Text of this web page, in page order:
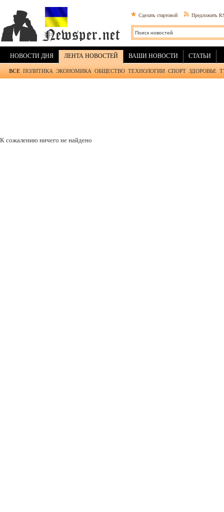
Сделать стартовой Предложить
НОВОСТИ ДНЯ ЛЕНТА НОВОСТЕЙ ВАШИ НОВОСТИ
СТАТЬИ
ВСЕ ПОЛИТИКА ЭКОНОМИКА ОБЩЕСТВО ТЕХНОЛОГИИ СПОРТ ЗДОРОВЬЕ
К сожалению ничего не найдено